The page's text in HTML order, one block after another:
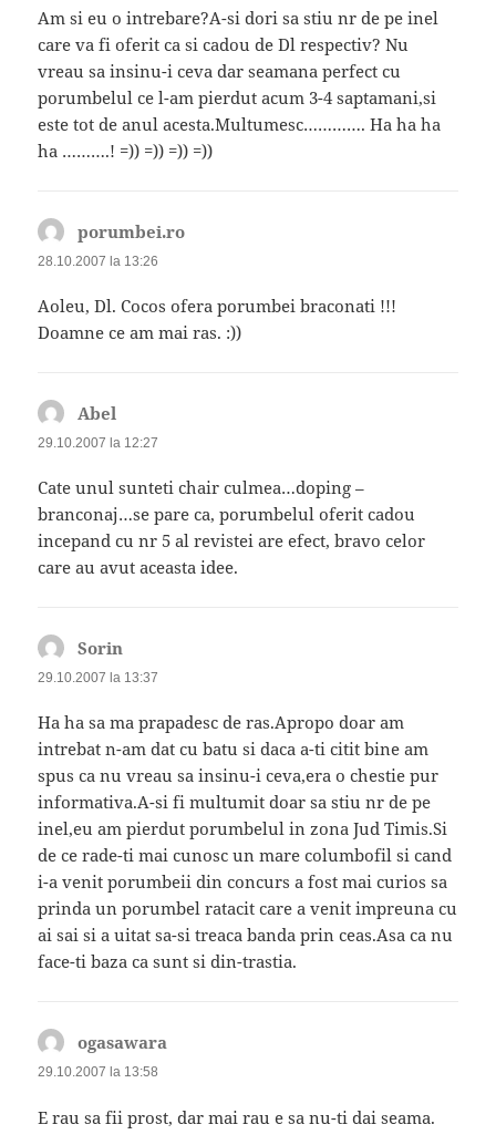
Am si eu o intrebare?A-si dori sa stiu nr de pe inel
care va fi oferit ca si cadou de Dl respectiv? Nu
vreau sa insinu-i ceva dar seamana perfect cu
porumbelul ce l-am pierdut acum 3-4 saptamani,si
este tot de anul acesta.Multumesc…………. Ha ha ha
ha ……….! =)) =)) =)) =))
porumbei.ro
28.10.2007 la 13:26
Aoleu, Dl. Cocos ofera porumbei braconati !!!
Doamne ce am mai ras. :))
Abel
29.10.2007 la 12:27
Cate unul sunteti chair culmea…doping –
branconaj…se pare ca, porumbelul oferit cadou
incepand cu nr 5 al revistei are efect, bravo celor
care au avut aceasta idee.
Sorin
29.10.2007 la 13:37
Ha ha sa ma prapadesc de ras.Apropo doar am
intrebat n-am dat cu batu si daca a-ti citit bine am
spus ca nu vreau sa insinu-i ceva,era o chestie pur
informativa.A-si fi multumit doar sa stiu nr de pe
inel,eu am pierdut porumbelul in zona Jud Timis.Si
de ce rade-ti mai cunosc un mare columbofil si cand
i-a venit porumbeii din concurs a fost mai curios sa
prinda un porumbel ratacit care a venit impreuna cu
ai sai si a uitat sa-si treaca banda prin ceas.Asa ca nu
face-ti baza ca sunt si din-trastia.
ogasawara
29.10.2007 la 13:58
E rau sa fii prost, dar mai rau e sa nu-ti dai seama.